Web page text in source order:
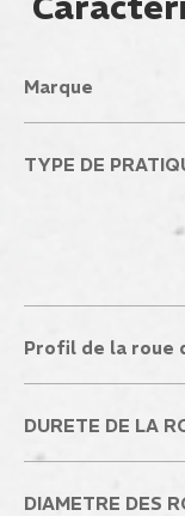
Marque
TYPE DE
Profil de la roue
DURETE DE LA
DIAMETRE DES